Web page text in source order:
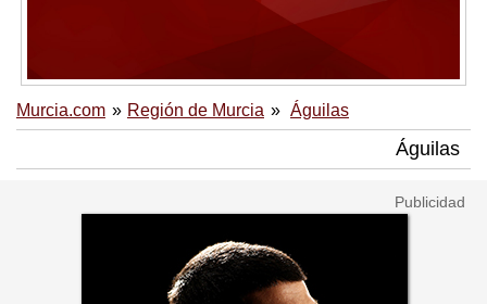
Murcia.com Región de Murcia Águilas
Águilas